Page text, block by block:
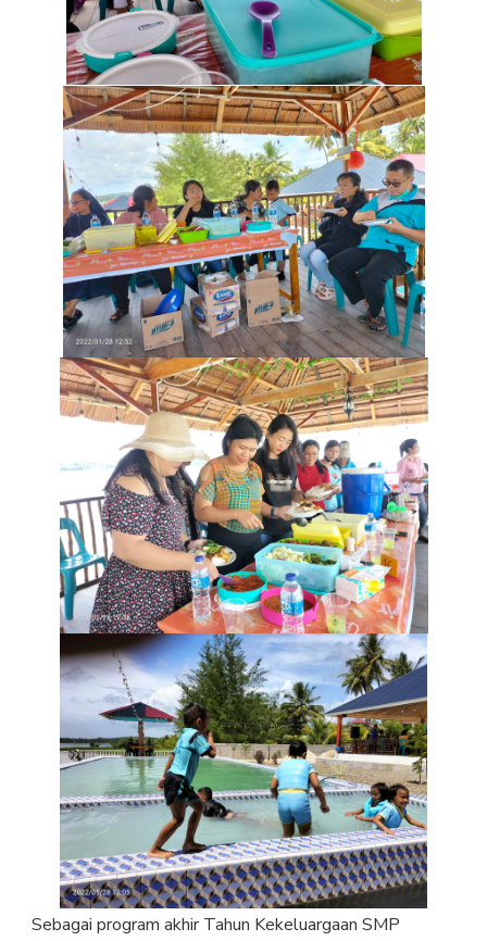
Sebagai program akhir Tahun Kekeluargaan SMP